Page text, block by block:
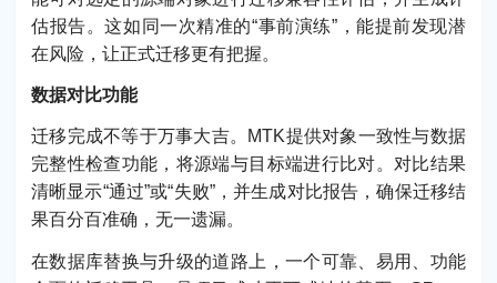
估报告。这如同一次精准的“事前演练”，能提前发现潜
在风险，让正式迁移更有把握。
数据对比功能
迁移完成不等于万事大吉。MTK提供对象一致性与数据
完整性检查功能，将源端与目标端进行比对。对比结果
清晰显示“通过”或“失败”，并生成对比报告，确保迁移结
果百分百准确，无一遗漏。
在数据库替换与升级的道路上，一个可靠、易用、功能